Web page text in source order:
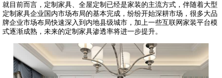
就目前而言，定制家具、全屋定制已经是家装的主流方式，伴随着大型
定制家具企业国内市场布局的基本完成，纷纷开始深耕市场，很多大品
牌企业市场布局快速深入到内地县级城市，加上一些互联网家装平台模
式逐渐成熟，未来的定制家具渗透率将进一步提升。